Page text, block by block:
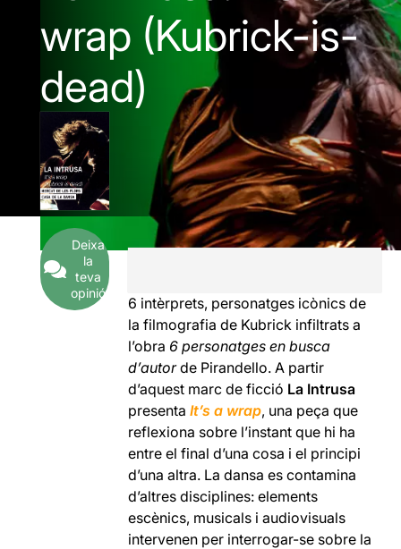
wrap (Kubrick-is-
dead)
Deixa
la
teva
opinió
6 intèrprets, personatges icònics de
la filmografia de Kubrick infiltrats a
l’obra 6 personatges en busca
d’autorde Pirandello. A partir
d’aquest marc de ficció La Intrusa
presentaIt’s a wrap, una peça que
reflexiona sobre l’instant que hi ha
entre el final d’una cosa i el principi
d’una altra. La dansa es contamina
d’altres disciplines: elements
escènics, musicals i audiovisuals
intervenen per interrogar-se sobre la